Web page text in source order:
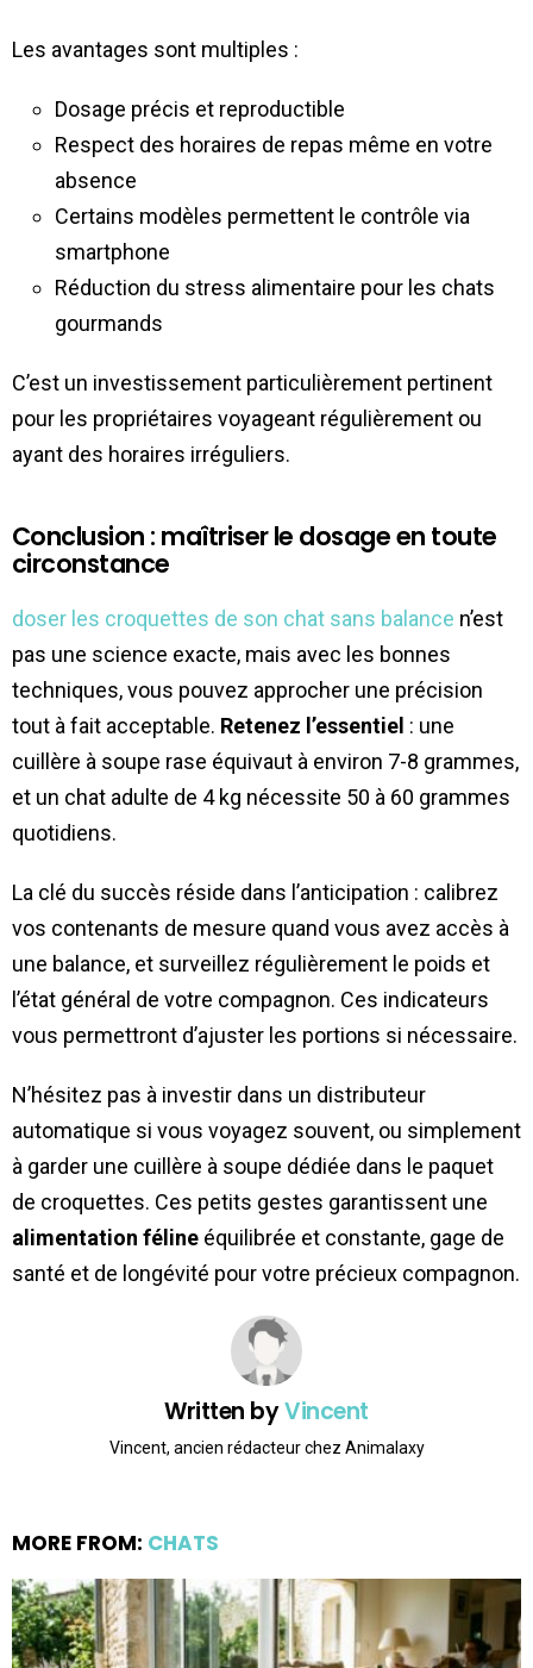
Les avantages sont multiples :
Dosage précis et reproductible
Respect des horaires de repas même en votre
absence
Certains modèles permettent le contrôle via
smartphone
Réduction du stress alimentaire pour les chats
gourmands
C’est un investissement particulièrement pertinent
pour les propriétaires voyageant régulièrement ou
ayant des horaires irréguliers.
Conclusion : maîtriser le dosage en toute
circonstance
doser les croquettes de son chat sans balance n’est
pas une science exacte, mais avec les bonnes
techniques, vous pouvez approcher une précision
tout à fait acceptable. Retenez l’essentiel : une
cuillère à soupe rase équivaut à environ 7-8 grammes,
et un chat adulte de 4 kg nécessite 50 à 60 grammes
quotidiens.
La clé du succès réside dans l’anticipation : calibrez
vos contenants de mesure quand vous avez accès à
une balance, et surveillez régulièrement le poids et
l’état général de votre compagnon. Ces indicateurs
vous permettront d’ajuster les portions si nécessaire.
N’hésitez pas à investir dans un distributeur
automatique si vous voyagez souvent, ou simplement
à garder une cuillère à soupe dédiée dans le paquet
de croquettes. Ces petits gestes garantissent une
alimentation féline équilibrée et constante, gage de
santé et de longévité pour votre précieux compagnon.
Written byVincent
Vincent, ancien rédacteur chez Animalaxy
MORE FROM: CHATS